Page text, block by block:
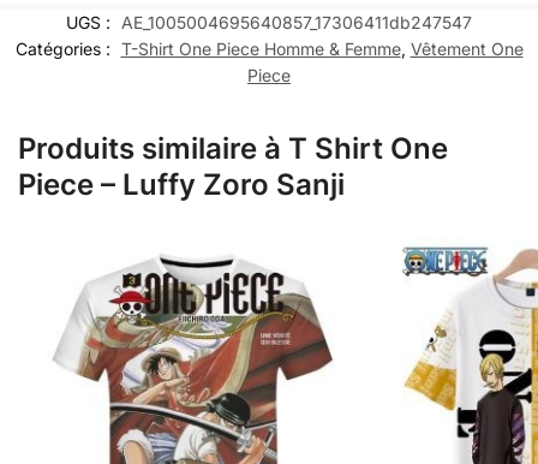
UGS :
AE_1005004695640857_17306411db247547
Catégories : T-Shirt One Piece Homme & Femme, Vêtement One
Piece
Produits similaire à T Shirt One
Piece – Luffy Zoro Sanji